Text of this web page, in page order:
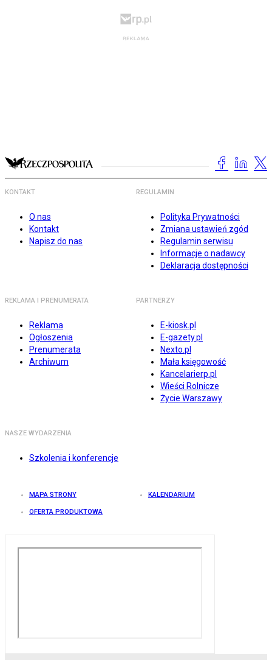
KONTAKT
O nas
Kontakt
Napisz do nas
REGULAMIN
Polityka Prywatności
Zmiana ustawień zgód
Regulamin serwisu
Informacje o nadawcy
Deklaracja dostępności
REKLAMA I PRENUMERATA
Reklama
Ogłoszenia
Prenumerata
Archiwum
PARTNERZY
E-kiosk.pl
E-gazety.pl
Nexto.pl
Mała księgowość
Kancelarierp.pl
Wieści Rolnicze
Życie Warszawy
NASZE WYDARZENIA
Szkolenia i konferencje
MAPA STRONY KALENDARIUM
OFERTA PRODUKTOWA